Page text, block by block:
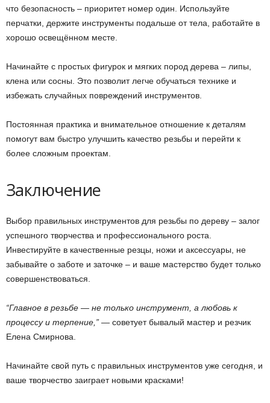
что безопасность – приоритет номер один. Используйте
перчатки, держите инструменты подальше от тела, работайте в
хорошо освещённом месте.
Начинайте с простых фигурок и мягких пород дерева – липы,
клена или сосны. Это позволит легче обучаться технике и
избежать случайных повреждений инструментов.
Постоянная практика и внимательное отношение к деталям
помогут вам быстро улучшить качество резьбы и перейти к
более сложным проектам.
Заключение
Выбор правильных инструментов для резьбы по дереву – залог
успешного творчества и профессионального роста.
Инвестируйте в качественные резцы, ножи и аксессуары, не
забывайте о заботе и заточке – и ваше мастерство будет только
совершенствоваться.
“Главное в резьбе — не только инструмент, а любовь к
процессу и терпение,” — советует бывалый мастер и резчик
Елена Смирнова.
Начинайте свой путь с правильных инструментов уже сегодня, и
ваше творчество заиграет новыми красками!